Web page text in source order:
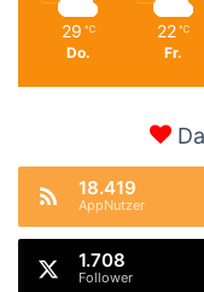
29 ℃
Do.
22 ℃
Fr.
18.419
AppNutzer
1.708
Follower